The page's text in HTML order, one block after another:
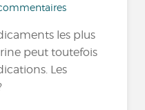
les plus
peut toutefois
Les